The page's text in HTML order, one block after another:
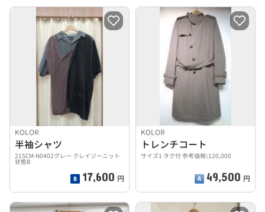
KOLOR
半袖シャツ
21SCM-N0402グレー クレイジーニット
状態B
17,600 円
KOLOR
トレンチコート
サイズ1 タグ付 参考価格\120,000
49,500 円